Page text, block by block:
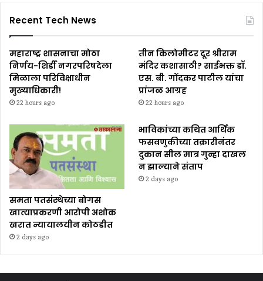
Recent Tech News
महाराष्ट्र शासनाचा मोठा
निर्णय-शिर्डी नगरपरिषदेला
मिळाला परिविक्षाधीन
मुख्याधिकारी!
22 hours ago
तीन किलोमीटर दूर श्रीराम
मंदिर कशासाठी? साईभक्त डॉ.
एस. बी. गोंदकर पाटील यांचा
प्रांजळ आग्रह
22 hours ago
समता पतसंस्थेच्या बोगस
खात्याप्रकरणी आरोपी अशोक
खरात न्यायालयीन कोठडीत
2 days ago
भाविकांच्या कथित आर्थिक
फसवणुकीच्या तक्रारीनंतर
दुकान सील मात्र गुन्हा दाखल
न झाल्याने संताप
2 days ago